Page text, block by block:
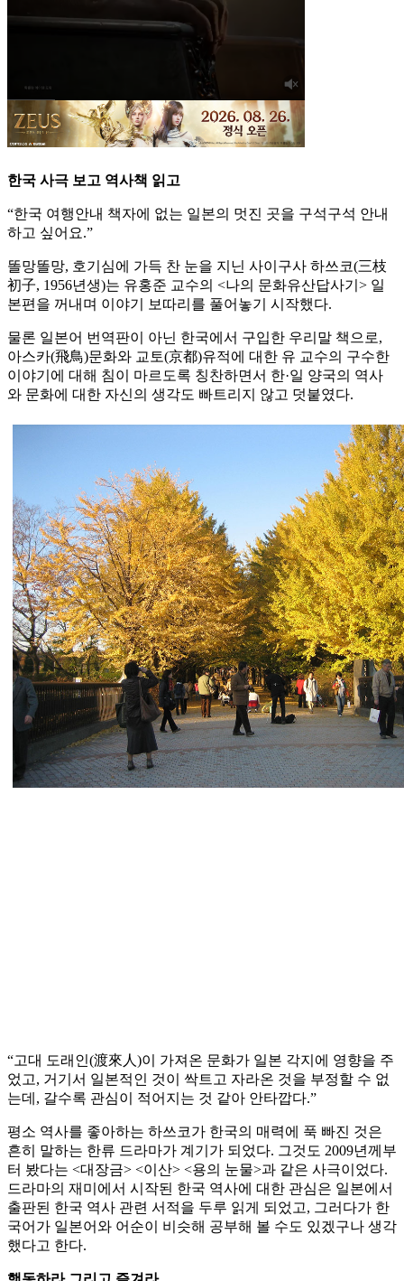
한국 사극 보고 역사책 읽고
“한국 여행안내 책자에 없는 일본의 멋진 곳을 구석구석 안내
하고 싶어요.”
똘망똘망, 호기심에 가득 찬 눈을 지닌 사이구사 하쓰코(三枝
初子, 1956년생)는 유홍준 교수의 <나의 문화유산답사기> 일
본편을 꺼내며 이야기 보따리를 풀어놓기 시작했다.
물론 일본어 번역판이 아닌 한국에서 구입한 우리말 책으로,
아스카(飛鳥)문화와 교토(京都)유적에 대한 유 교수의 구수한
이야기에 대해 침이 마르도록 칭찬하면서 한·일 양국의 역사
와 문화에 대한 자신의 생각도 빠트리지 않고 덧붙였다.
“고대 도래인(渡來人)이 가져온 문화가 일본 각지에 영향을 주
었고, 거기서 일본적인 것이 싹트고 자라온 것을 부정할 수 없
는데, 갈수록 관심이 적어지는 것 같아 안타깝다.”
평소 역사를 좋아하는 하쓰코가 한국의 매력에 푹 빠진 것은
흔히 말하는 한류 드라마가 계기가 되었다. 그것도 2009년께부
터 봤다는 <대장금> <이산> <용의 눈물>과 같은 사극이었다.
드라마의 재미에서 시작된 한국 역사에 대한 관심은 일본에서
출판된 한국 역사 관련 서적을 두루 읽게 되었고, 그러다가 한
국어가 일본어와 어순이 비슷해 공부해 볼 수도 있겠구나 생각
했다고 한다.